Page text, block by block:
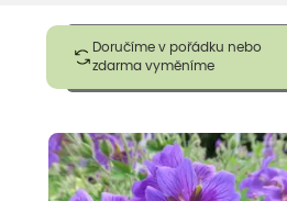
Doručíme v pořádku nebo
zdarma vyměníme
Obrázky slouží pouze pro
opadavé rostliny dodávány